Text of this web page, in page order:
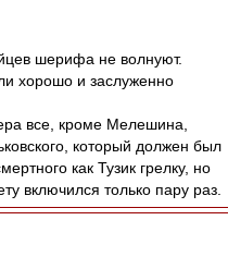
шерифа не волнуют.
хорошо и заслуженно
все, кроме Мелешина,
который должен был
как Тузик грелку, но
включился только пару раз.